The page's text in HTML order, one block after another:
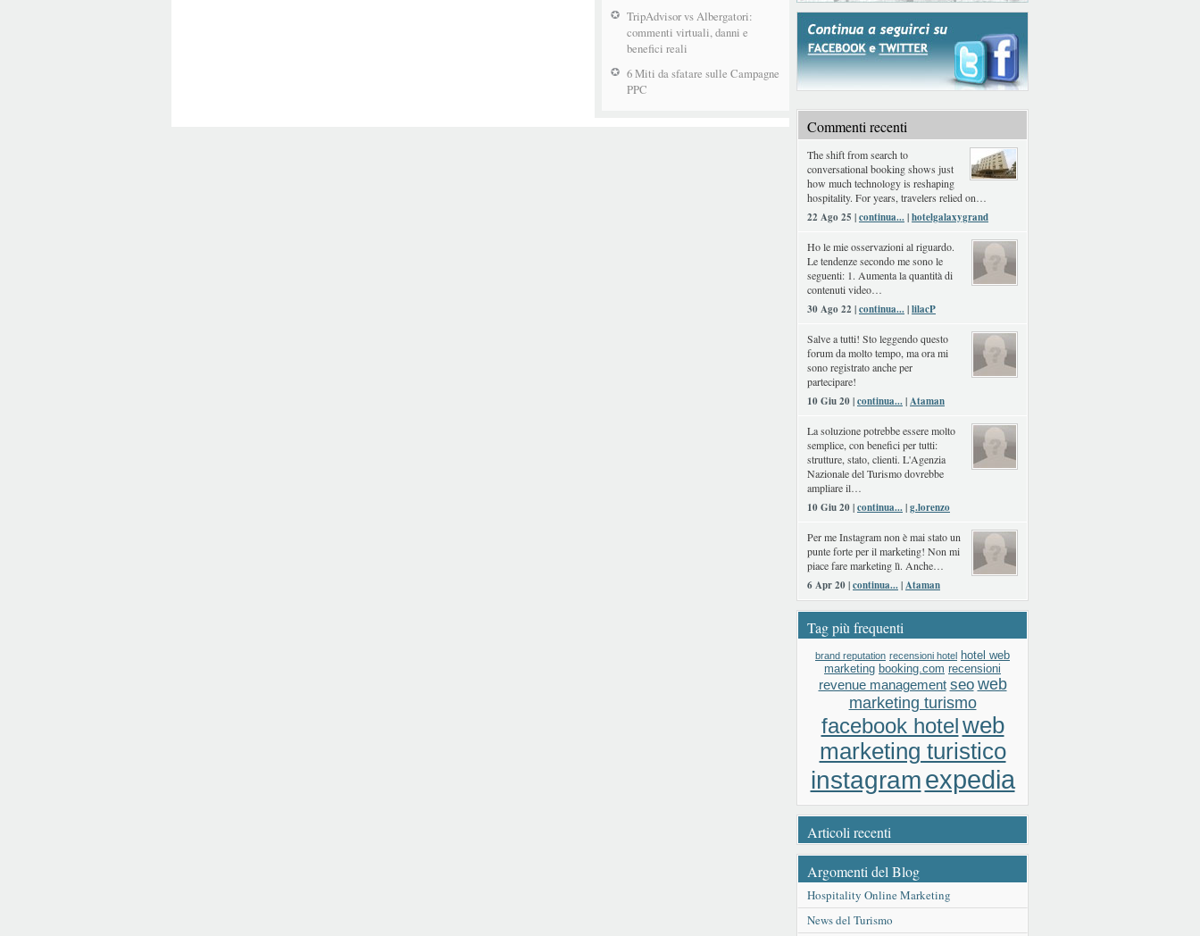
TripAdvisor vs Albergatori:
commenti virtuali, danni e
benefici reali
6 Miti da sfatare sulle Campagne
PPC
Commenti recenti
The shift from search to
conversational booking shows just
how much technology is reshaping
hospitality. For years, travelers relied on…
22 Ago 25 |continua...|hotelgalaxygrand
Ho le mie osservazioni al riguardo.
Le tendenze secondo me sono le
seguenti: 1. Aumenta la quantità di
contenuti video…
30 Ago 22 |continua...|lilacP
Salve a tutti! Sto leggendo questo
forum da molto tempo, ma ora mi
sono registrato anche per
partecipare!
10 Giu 20 |continua...|Ataman
La soluzione potrebbe essere molto
semplice, con benefici per tutti:
strutture, stato, clienti. L'Agenzia
Nazionale del Turismo dovrebbe
ampliare il…
10 Giu 20 |continua...|g.lorenzo
Per me Instagram non è mai stato un
punte forte per il marketing! Non mi
piace fare marketing lì. Anche…
6 Apr 20 |continua...|Ataman
Tag più frequenti
brand reputation recensioni hotel hotel web
marketing booking.com recensioni
revenue management seo web
marketing turismo
facebook hotelweb
marketing turistico
instagramexpedia
Articoli recenti
Argomenti del Blog
Hospitality Online Marketing
News del Turismo